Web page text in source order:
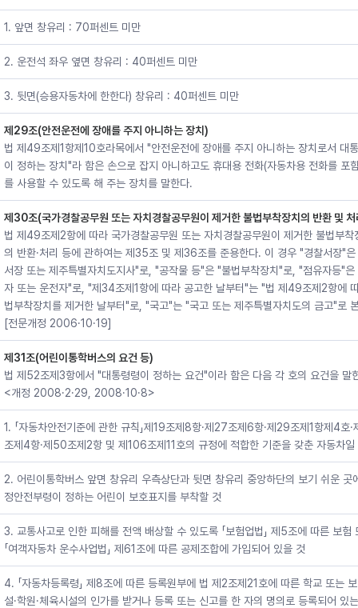
1. 앞면 창유리 : 70퍼센트 미만
2. 운전석 좌우 옆면 창유리 : 40퍼센트 미만
3. 뒷면(승용자동차에 한한다) 창유리 : 40퍼센트 미만
제29조(안전운전에 장애를 주지 아니하는 장치)
법 제49조제1항제10호라목에서 "안전운전에 장애를 주지 아니하는 장치로서 대
이 정하는 장치"라 함은 손으로 잡지 아니하고도 휴대용 전화(자동차용 전화를 포
를 사용할 수 있도록 해 주는 장치를 말한다.
제30조(국가경찰공무원 또는 자치경찰공무원이 제거한 불법부착장치의 반환 및
법 제49조제2항에 따라 국가경찰공무원 또는 자치경찰공무원이 제거한 불법부착
의 반환·처리 등에 관하여는 제35조 및 제36조를 준용한다. 이 경우 "경찰서장"
서장 또는 제주특별자치도지사"로, "공작물 등"은 "불법부착장치"로, "점유자등"은
자 또는 운전자"로, "제34조제1항에 따라 공고한 날부터"는 "법 제49조제2항에
법부착장치를 제거한 날부터"로, "국고"는 "국고 또는 제주특별자치도의 금고"로
[전문개정 2006·10·19]
제31조(어린이통학버스의 요건 등)
법 제52조제3항에서 "대통령령이 정하는 요건"이라 함은 다음 각 호의 요건을 말
<개정 2008·2·29, 2008·10·8>
1. 「자동차안전기준에 관한 규칙」제19조제8항·제27조제6항·제29조제1항제4호
조제4항·제50조제2항 및 제106조제11호의 규정에 적합한 기준을 갖춘 자동차일
2. 어린이통학버스 앞면 창유리 우측상단과 뒷면 창유리 중앙하단의 보기 쉬운 곳
정안전부령이 정하는 어린이 보호표지를 부착할 것
3. 교통사고로 인한 피해를 전액 배상할 수 있도록 「보험업법」 제5조에 따른 보험
「여객자동차 운수사업법」 제61조에 따른 공제조합에 가입되어 있을 것
4. 「자동차등록령」 제8조에 따른 등록원부에 법 제2조제21호에 따른 학교 또는
설·학원·체육시설의 인가를 받거나 등록 또는 신고를 한 자의 명의로 등록되어 있